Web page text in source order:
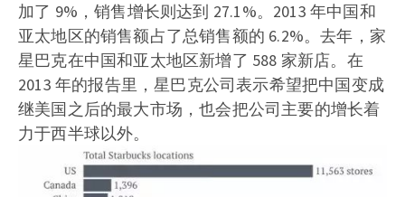
加了 9%，销售增长则达到 27.1%。2013 年中国和
亚太地区的销售额占了总销售额的 6.2%。去年，家
星巴克在中国和亚太地区新增了 588 家新店。在
2013 年的报告里，星巴克公司表示希望把中国变成
继美国之后的最大市场，也会把公司主要的增长着
力于西半球以外。